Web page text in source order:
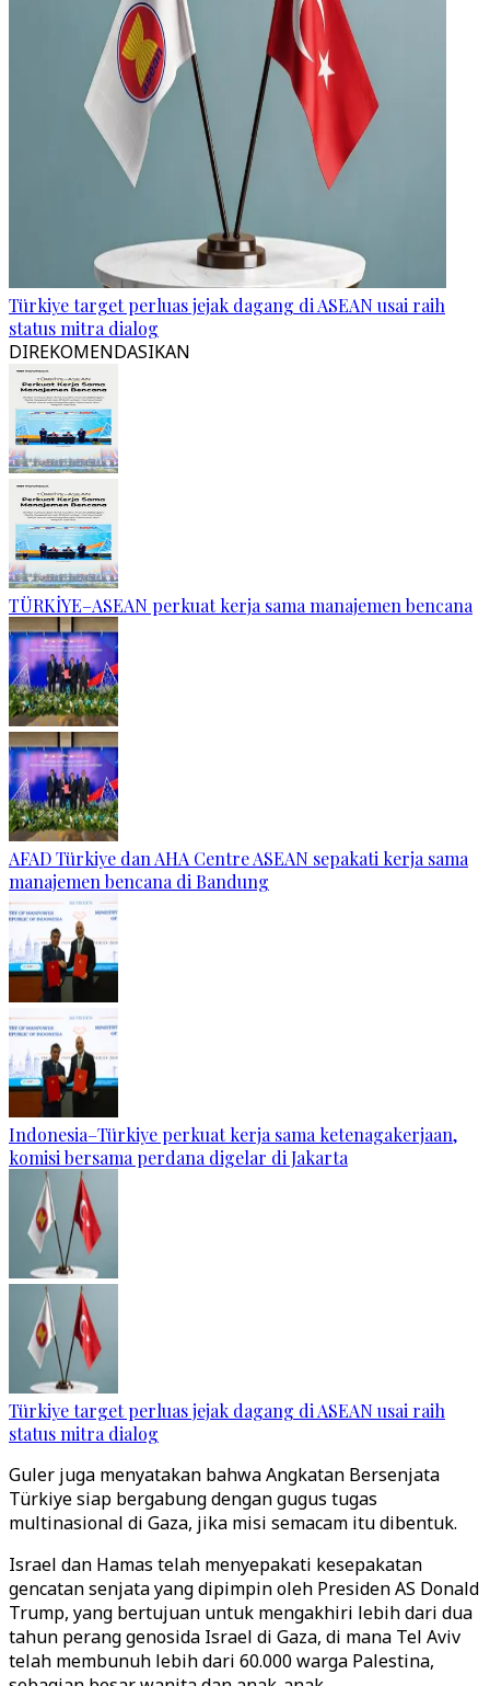
Türkiye target perluas jejak dagang di ASEAN usai raih
status mitra dialog
DIREKOMENDASIKAN
TÜRKİYE–ASEAN perkuat kerja sama manajemen bencana
AFAD Türkiye dan AHA Centre ASEAN sepakati kerja sama
manajemen bencana di Bandung
Indonesia–Türkiye perkuat kerja sama ketenagakerjaan,
komisi bersama perdana digelar di Jakarta
Türkiye target perluas jejak dagang di ASEAN usai raih
status mitra dialog
Guler juga menyatakan bahwa Angkatan Bersenjata
Türkiye siap bergabung dengan gugus tugas
multinasional di Gaza, jika misi semacam itu dibentuk.
Israel dan Hamas telah menyepakati kesepakatan
gencatan senjata yang dipimpin oleh Presiden AS Donald
Trump, yang bertujuan untuk mengakhiri lebih dari dua
tahun perang genosida Israel di Gaza, di mana Tel Aviv
telah membunuh lebih dari 60.000 warga Palestina,